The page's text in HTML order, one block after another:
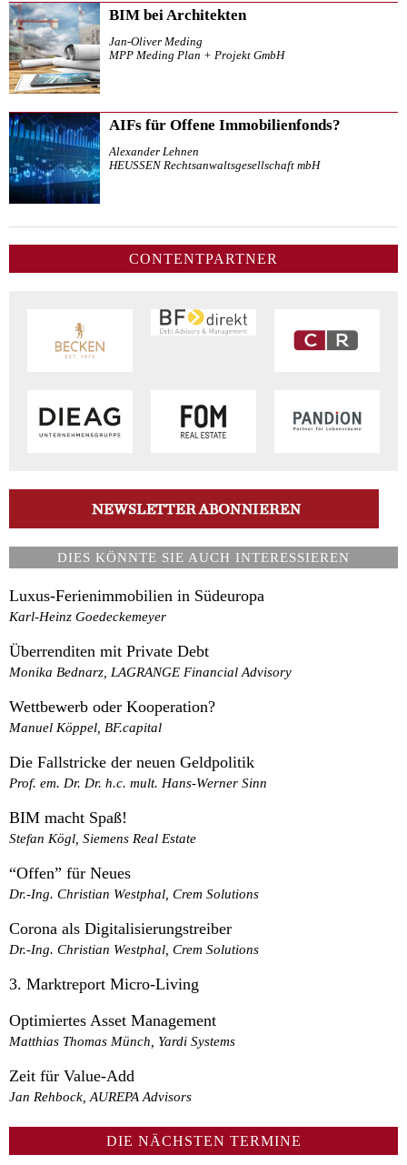
BIM bei Architekten
Jan-Oliver Meding
MPP Meding Plan + Projekt GmbH
AIFs für Offene Immobilienfonds?
Alexander Lehnen
HEUSSEN Rechtsanwaltsgesellschaft mbH
CONTENTPARTNER
DIES KÖNNTE SIE AUCH INTERESSIEREN
Luxus-Ferienimmobilien in Südeuropa
Karl-Heinz Goedeckemeyer
Überrenditen mit Private Debt
Monika Bednarz, LAGRANGE Financial Advisory
Wettbewerb oder Kooperation?
Manuel Köppel, BF.capital
Die Fallstricke der neuen Geldpolitik
Prof. em. Dr. Dr. h.c. mult. Hans-Werner Sinn
BIM macht Spaß!
Stefan Kögl, Siemens Real Estate
“Offen” für Neues
Dr.-Ing. Christian Westphal, Crem Solutions
Corona als Digitalisierungstreiber
Dr.-Ing. Christian Westphal, Crem Solutions
3. Marktreport Micro-Living
Optimiertes Asset Management
Matthias Thomas Münch, Yardi Systems
Zeit für Value-Add
Jan Rehbock, AUREPA Advisors
DIE NÄCHSTEN TERMINE